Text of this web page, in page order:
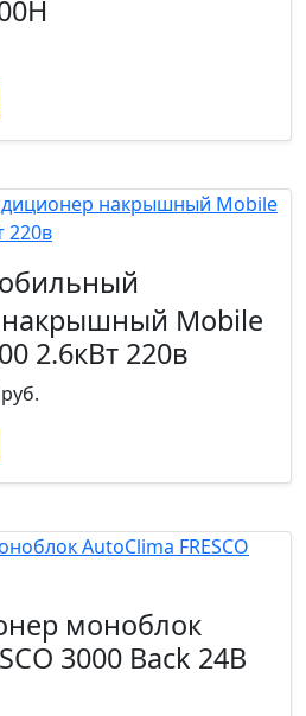
Mobile
2.6кВт 220в
моноблок
3000 Back 24В